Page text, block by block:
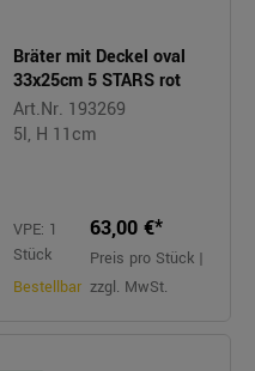
Bräter mit Deckel oval
33x25cm 5 STARS rot
Art.Nr. 193269
5l, H 11cm
VPE: 1
Stück
Bestellbar
63,00 €*
Preis pro Stück |
zzgl. MwSt.